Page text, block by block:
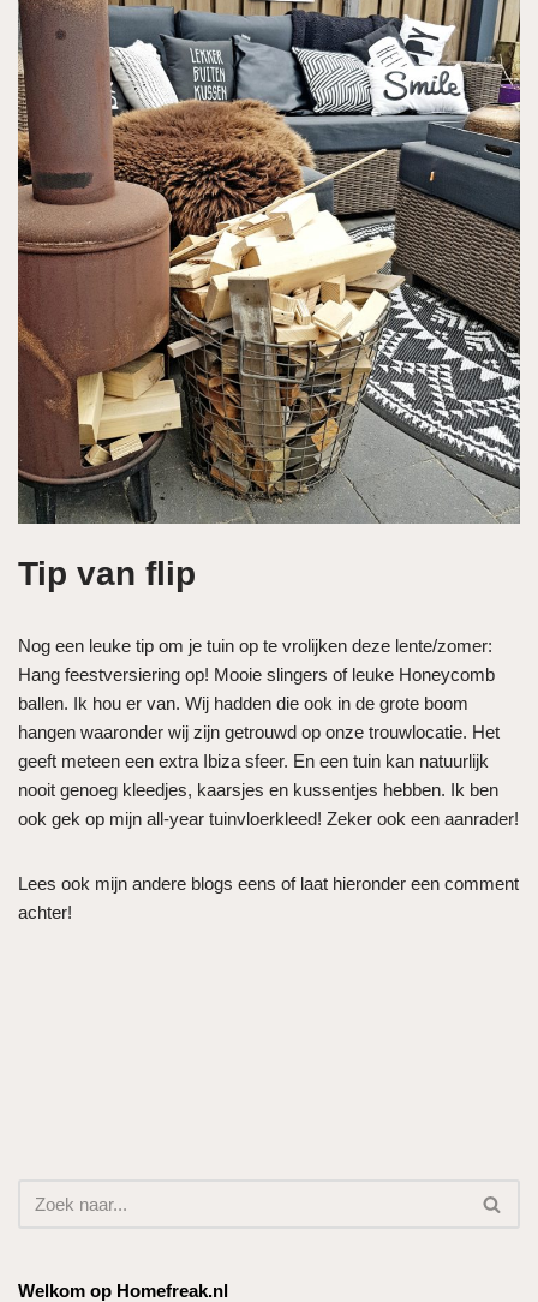
Tip van flip
Nog een leuke tip om je tuin op te vrolijken deze lente/zomer:
Hang feestversiering op! Mooie slingers of leuke Honeycomb
ballen. Ik hou er van. Wij hadden die ook in de grote boom
hangen waaronder wij zijn getrouwd op onze trouwlocatie. Het
geeft meteen een extra Ibiza sfeer. En een tuin kan natuurlijk
nooit genoeg kleedjes, kaarsjes en kussentjes hebben. Ik ben
ook gek op mijn all-year tuinvloerkleed! Zeker ook een aanrader!
Lees ook mijn andere blogs eens of laat hieronder een comment
achter!
Welkom op Homefreak.nl